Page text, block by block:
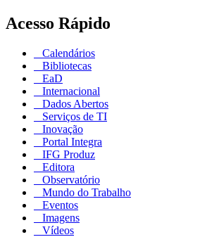
Acesso Rápido
Calendários
Bibliotecas
EaD
Internacional
Dados Abertos
Serviços de TI
Inovação
Portal Integra
IFG Produz
Editora
Observatório
Mundo do Trabalho
Eventos
Imagens
Vídeos